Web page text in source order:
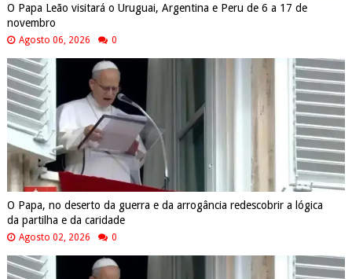
O Papa Leão visitará o Uruguai, Argentina e Peru de 6 a 17 de
novembro
Agosto 06, 2026 0
O Papa, no deserto da guerra e da arrogância redescobrir a lógica
da partilha e da caridade
Agosto 02, 2026 0